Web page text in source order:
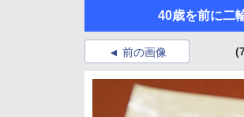
40歳を前に二
前の画像